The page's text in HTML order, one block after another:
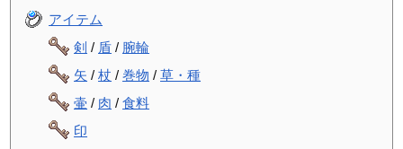
アイテム
剣 / 盾 / 腕輪
矢 /杖 /巻物 /草・種
壷 / 肉 /食料
印